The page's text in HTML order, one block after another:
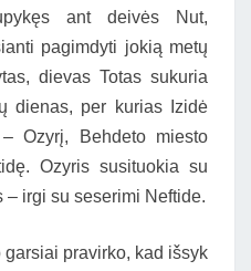
ant deivės Nut,
pagimdyti jokią metų
dievas Totas sukuria
dienas, per kurias Izidė
Ozyrį, Behdeto miesto
Ozyris susituokia su
irgi su seserimi Neftide.
pravirko, kad išsyk